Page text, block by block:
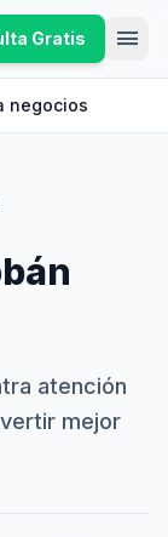
Gratis menu
negocios
atención
mejor